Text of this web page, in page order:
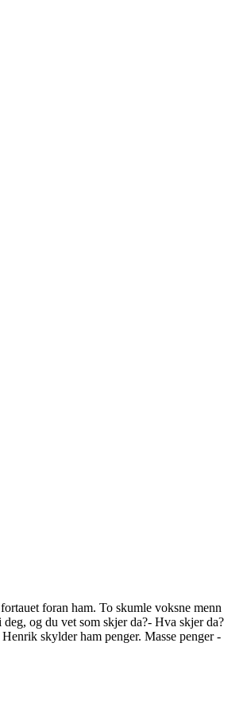
foran ham. To skumle voksne menn
og du vet som skjer da?- Hva skjer da?
skylder ham penger. Masse penger -